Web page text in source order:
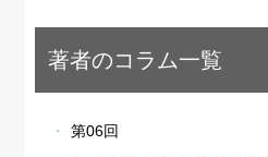
著者のコラム一覧
第06回